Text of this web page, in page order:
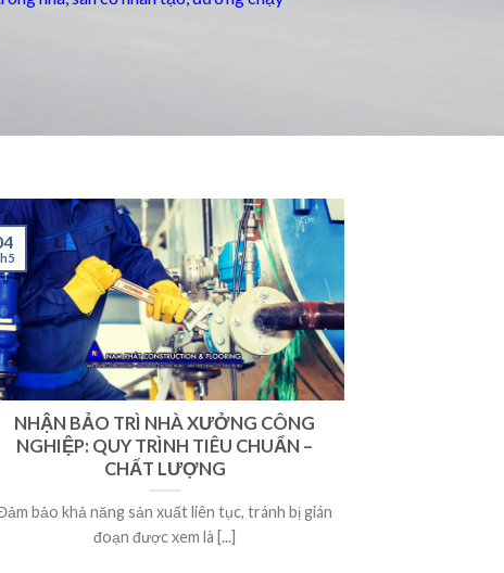
NHẬN BẢO TRÌ NHÀ XƯỞNG CÔNG
NGHIỆP: QUY TRÌNH TIÊU CHUẨN –
CHẤT LƯỢNG
bảo khả năng sản xuất liên tục, tránh bị gián
đoạn được xem là [...]